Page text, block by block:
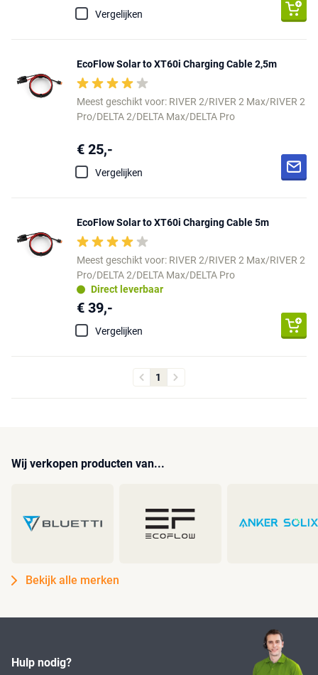
Vergelijken
EcoFlow Solar to XT60i Charging Cable 2,5m
Meest geschikt voor: RIVER 2/RIVER 2 Max/RIVER 2
Pro/DELTA 2/DELTA Max/DELTA Pro
€ 25,-
Vergelijken
EcoFlow Solar to XT60i Charging Cable 5m
Meest geschikt voor: RIVER 2/RIVER 2 Max/RIVER 2
Pro/DELTA 2/DELTA Max/DELTA Pro
Direct leverbaar
€ 39,-
Vergelijken
1
Wij verkopen producten van...
Bekijk alle merken
Hulp nodig?